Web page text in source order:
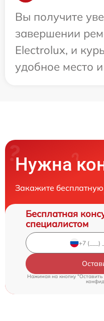
Вы получите
завершении
Electrolux, и
удобное место
Нужна
Закажите
Бесплатная
специалистом
Нажимая на кнопку "Оставить